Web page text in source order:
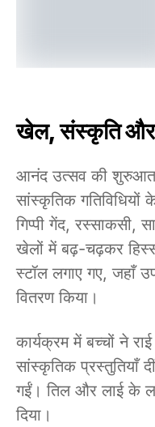
खेल,संस्कृतिऔर
आनंद उत्सव की शुरुआत
सांस्कृतिक
गिप्पी गेंद, रस्साकसी,
खेलों में बढ़-चढ़कर
स्टॉल लगाए गए, जहाँ
वितरण किया।
कार्यक्रम में बच्चों ने
सांस्कृतिक प्रस्तुतियाँ
गईं। तिल और लाई के
दिया।